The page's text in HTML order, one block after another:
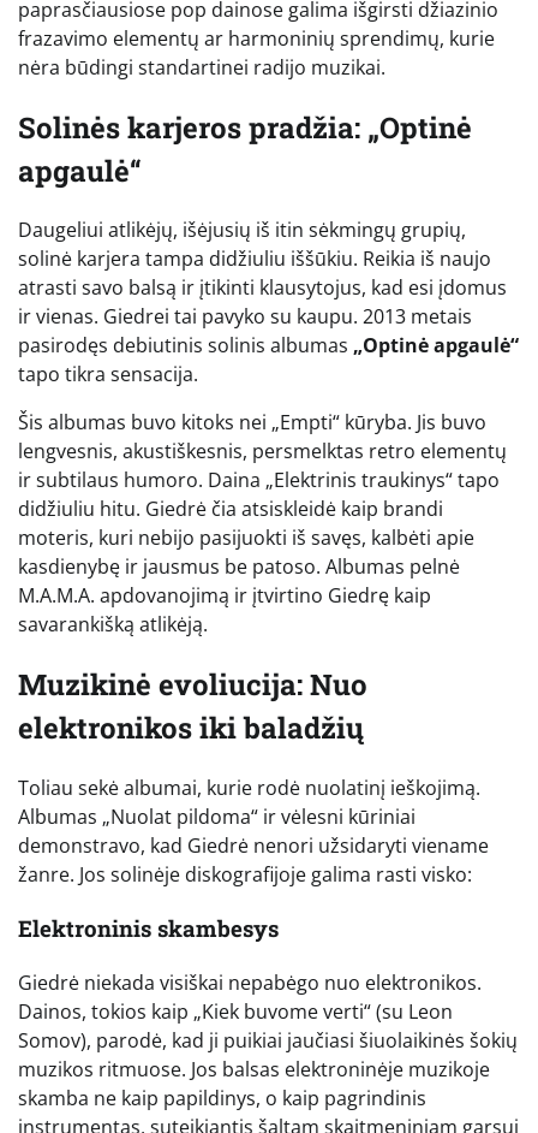
paprasčiausiose pop dainose galima išgirsti džiazinio
frazavimo elementų ar harmoninių sprendimų, kurie
nėra būdingi standartinei radijo muzikai.
Solinės karjeros pradžia: „Optinė
apgaulė“
Daugeliui atlikėjų, išėjusių iš itin sėkmingų grupių,
solinė karjera tampa didžiuliu iššūkiu. Reikia iš naujo
atrasti savo balsą ir įtikinti klausytojus, kad esi įdomus
ir vienas. Giedrei tai pavyko su kaupu. 2013 metais
pasirodęs debiutinis solinis albumas „Optinė apgaulė“
tapo tikra sensacija.
Šis albumas buvo kitoks nei „Empti“ kūryba. Jis buvo
lengvesnis, akustiškesnis, persmelktas retro elementų
ir subtilaus humoro. Daina „Elektrinis traukinys“ tapo
didžiuliu hitu. Giedrė čia atsiskleidė kaip brandi
moteris, kuri nebijo pasijuokti iš savęs, kalbėti apie
kasdienybę ir jausmus be patoso. Albumas pelnė
M.A.M.A. apdovanojimą ir įtvirtino Giedrę kaip
savarankišką atlikėją.
Muzikinė evoliucija: Nuo
elektronikos iki baladžių
Toliau sekė albumai, kurie rodė nuolatinį ieškojimą.
Albumas „Nuolat pildoma“ ir vėlesni kūriniai
demonstravo, kad Giedrė nenori užsidaryti viename
žanre. Jos solinėje diskografijoje galima rasti visko:
Elektroninis skambesys
Giedrė niekada visiškai nepabėgo nuo elektronikos.
Dainos, tokios kaip „Kiek buvome verti“ (su Leon
Somov), parodė, kad ji puikiai jaučiasi šiuolaikinės šokių
muzikos ritmuose. Jos balsas elektroninėje muzikoje
skamba ne kaip papildinys, o kaip pagrindinis
instrumentas, suteikiantis šaltam skaitmeniniam garsui